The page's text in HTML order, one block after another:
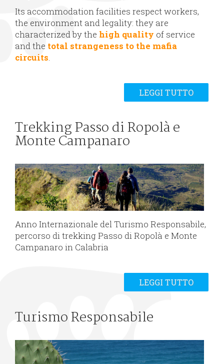
Its accommodation facilities respect workers,
the environment and legality: they are
characterized by the high quality of service
and the total strangeness to the mafia
circuits.
LEGGI TUTTO
Trekking Passo di Ropolà e
Monte Campanaro
Anno Internazionale del Turismo Responsabile,
percorso di trekking Passo di Ropolà e Monte
Campanaro in Calabria
LEGGI TUTTO
Turismo Responsabile